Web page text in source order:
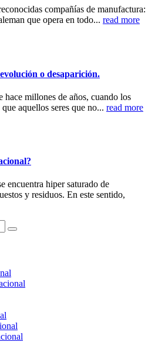
compañías de manufactura:
que opera en todo... read more
o desaparición.
hace millones de años, cuando los
aquellos seres que no... read more
encuentra hiper saturado de
y residuos. En este sentido,